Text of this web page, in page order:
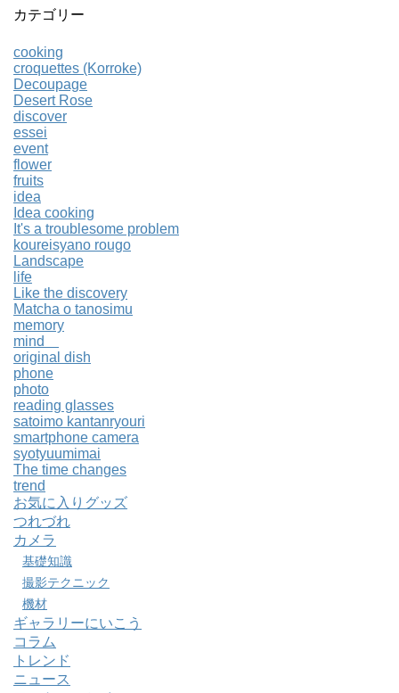
カテゴリー
cooking
croquettes (Korroke)
Decoupage
Desert Rose
discover
essei
event
flower
fruits
idea
Idea cooking
It's a troublesome problem
koureisyano rougo
Landscape
life
Like the discovery
Matcha o tanosimu
memory
mind
original dish
phone
photo
reading glasses
satoimo kantanryouri
smartphone camera
syotyuumimai
The time changes
trend
お気に入りグッズ
つれづれ
カメラ
基礎知識
撮影テクニック
機材
ギャラリーにいこう
コラム
トレンド
ニュース